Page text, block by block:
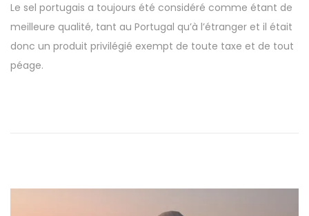
b
l
i
é
a
v
r
Le sel portugais a toujours été considéré comme étant de
meilleure qualité, tant au Portugal qu’à l’étranger et il était
donc un produit privilégié exempt de toute taxe et de tout
péage.